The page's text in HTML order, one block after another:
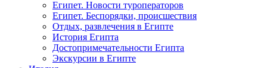
Египет. Новости туроператоров
Египет. Беспорядки, происшествия
Отдых, развлечения в Египте
История Египта
Достопримечательности Египта
Экскурсии в Египте